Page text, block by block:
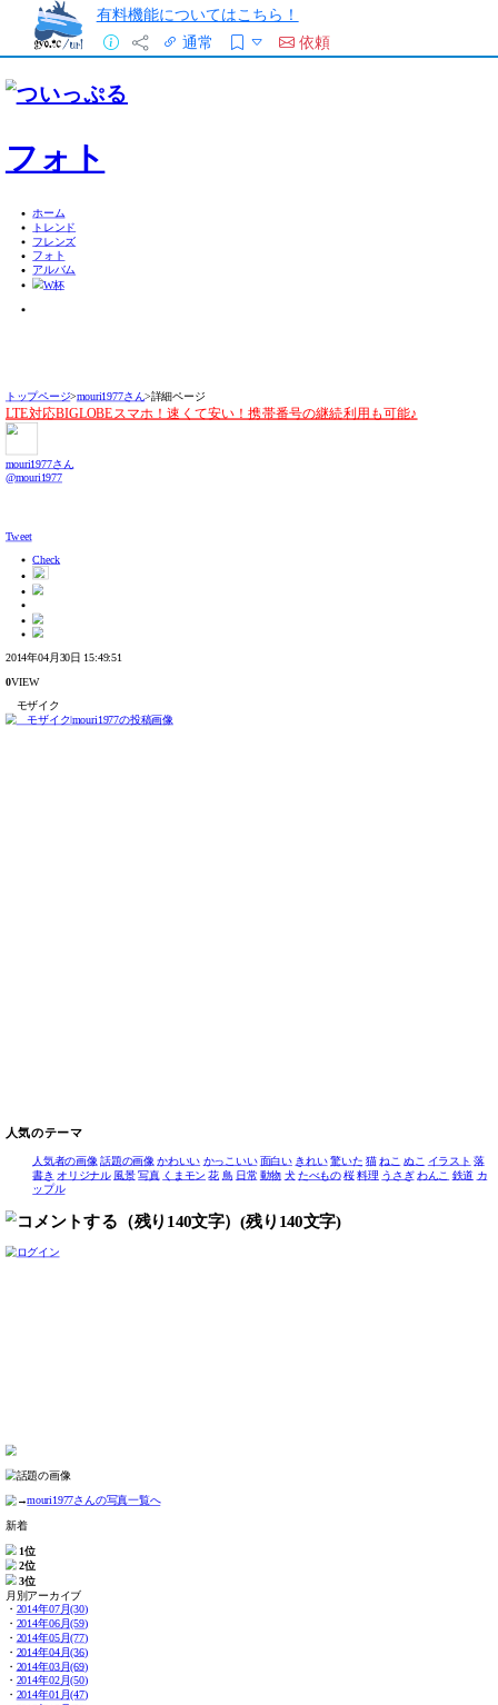
有料機能についてはこちら！
通常
依頼